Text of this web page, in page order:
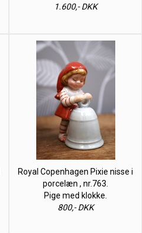
1.600,- DKK
Royal Copenhagen Pixie nisse i
porcelæn , nr.763.
Pige med klokke.
800,- DKK